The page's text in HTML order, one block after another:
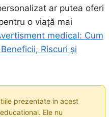
ar putea oferi
o viață mai
medical: Cum
Riscuri și
prezentate in acest
Ele nu